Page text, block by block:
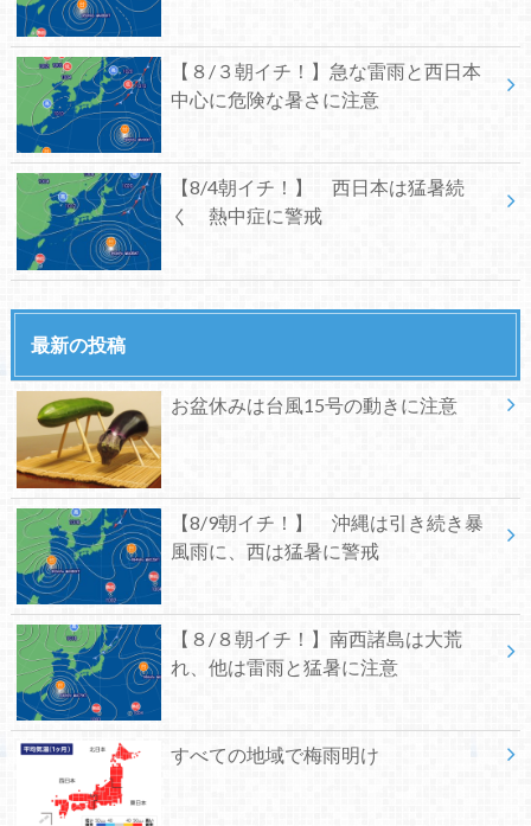
【８/３朝イチ！】急な雷雨と西日本
中心に危険な暑さに注意
【8/4朝イチ！】 西日本は猛暑続
く 熱中症に警戒
最新の投稿
お盆休みは台風15号の動きに注意
【8/9朝イチ！】 沖縄は引き続き暴
風雨に、西は猛暑に警戒
【８/８朝イチ！】南西諸島は大荒
れ、他は雷雨と猛暑に注意
すべての地域で梅雨明け